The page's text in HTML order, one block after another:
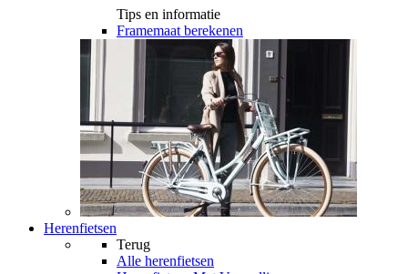
Tips en informatie
Framemaat berekenen
Herenfietsen
Terug
Alle herenfietsen